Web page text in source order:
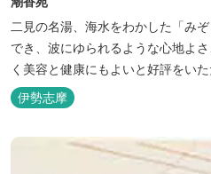
二見の名湯、海水をわかした「み
でき、波にゆられるような心地よ
く美容と健康にもよいと好評をいた
伊勢志摩